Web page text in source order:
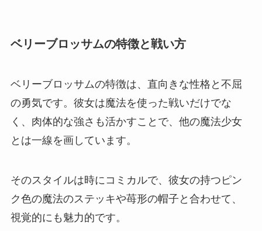
ベリーブロッサムの特徴と戦い方
ベリーブロッサムの特徴は、直向きな性格と不屈
の勇気です。彼女は魔法を使った戦いだけでな
く、肉体的な強さも活かすことで、他の魔法少女
とは一線を画しています。
そのスタイルは時にコミカルで、彼女の持つピン
ク色の魔法のステッキや苺形の帽子と合わせて、
視覚的にも魅力的です。